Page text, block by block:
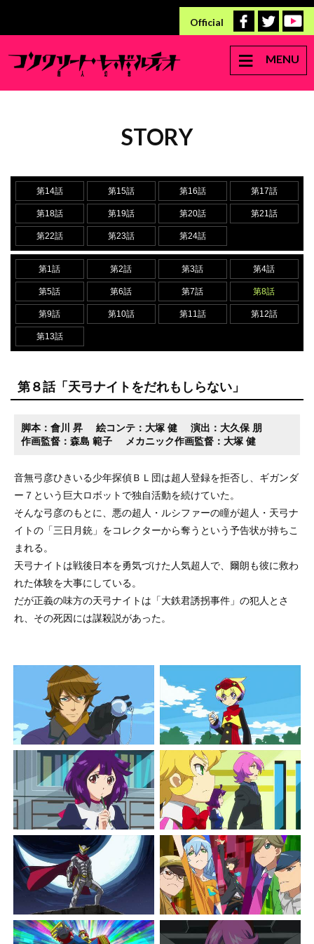
Official
MENU
STORY
第14話 第15話 第16話 第17話
第18話 第19話 第20話 第21話
第22話 第23話 第24話
第1話 第2話 第3話 第4話
第5話 第6話 第7話 第8話
第9話 第10話 第11話 第12話
第13話
第８話「天弓ナイトをだれもしらない」
脚本：會川 昇 絵コンテ：大塚 健
演出：大久保 朋
作画監督：森島 範子
メカニック作画監督：大塚 健
音無弓彦ひきいる少年探偵ＢＬ団は超人登録を拒否し、ギガンダ
ー７という巨大ロボットで独自活動を続けていた。
そんな弓彦のもとに、悪の超人・ルシファーの瞳が超人・天弓ナ
イトの「三日月銃」をコレクターから奪うという予告状が持ちこ
まれる。
天弓ナイトは戦後日本を勇気づけた人気超人で、爾朗も彼に救わ
れた体験を大事にしている。
だが正義の味方の天弓ナイトは「大鉄君誘拐事件」の犯人とさ
れ、その死因には謀殺説があった。